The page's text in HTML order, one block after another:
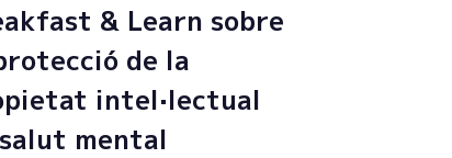
& Learn sobre
de la
intel·lectual
mental